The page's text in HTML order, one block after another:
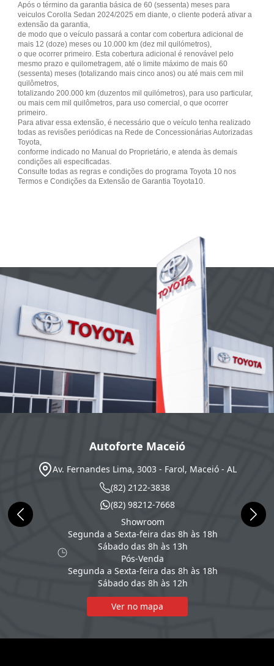
Após o término da garantia básica de 60 (sessenta) meses para
veiculos Corolla Sedan 2024/2025 em diante, o cliente poderá ativar a
extensão da garantia,
de modo que o veículo passará a contar com cobertura adicional de
mais 12 (doze) meses ou 10.000 km (dez mil quilómetros),
o que ocorrer primeiro. Esta cobertura adicional é renovável pelo
mesmo prazo e quilometragem, até o limite máximo de mais 60
(sessenta) meses (totalizando mais cinco anos) ou até mais cem mil
quilômetros,
totalizando 200.000 km (duzentos mil quilómetros), para uso particular,
ou mais cem mil quilômetros, para uso comercial, o que ocorrer
primeiro.
Para ativar essa extensão, é necessário que o veículo tenha realizado
todas as revisões periódicas na Rede de Concessionárias Autorizadas
Toyota,
conforme indicado no Manual do Proprietário, e atenda às demais
condições ali especificadas.
Consulte todas as regras e condições do programa Toyota 10 nos
Termos e Condições da Extensão de Garantia Toyota10.
Autoforte Maceió
Av. Fernandes Lima, 3003 - Farol, Maceió - AL
(82) 2122-3838
(82) 98212-7668
Showroom
Segunda a Sexta-feira das 8h às 18h
Sábado das 8h às 13h
Pós-Venda
Segunda a Sexta-feira das 8h às 18h
Sábado das 8h às 12h
Ver no mapa